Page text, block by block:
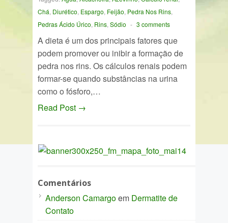
Chá, Diurético, Espargo, Feijão, Pedra Nos Rins,
Pedras Ácido Úrico, Rins, Sódio - 3 comments
A dieta é um dos principais fatores que
podem promover ou inibir a formação de
pedra nos rins. Os cálculos renais podem
formar-se quando substâncias na urina
como o fósforo,…
Read Post →
Comentários
Anderson Camargoem Dermatite de
Contato